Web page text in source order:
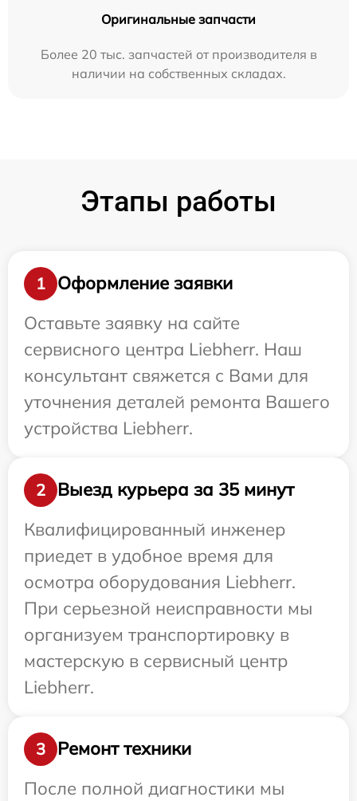
Оригинальные запчасти
Более 20 тыс. запчастей от производителя в
наличии на собственных складах.
Этапы работы
1
Оформление заявки
Оставьте заявку на сайте
сервисного центра Liebherr. Наш
консультант свяжется с Вами для
уточнения деталей ремонта Вашего
устройства Liebherr.
2
Выезд курьера за 35 минут
Квалифицированный инженер
приедет в удобное время для
осмотра оборудования Liebherr.
При серьезной неисправности мы
организуем транспортировку в
мастерскую в сервисный центр
Liebherr.
3
Ремонт техники
После полной диагностики мы